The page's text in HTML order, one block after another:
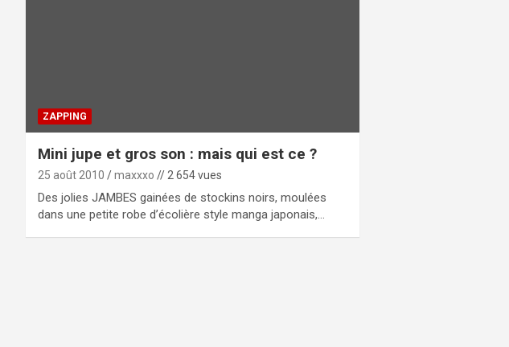
ZAPPING
Mini jupe et gros son : mais qui est ce ?
25 août 2010 maxxxo // 2 654 vues
Des jolies JAMBES gainées de stockins noirs, moulées
dans une petite robe d’écolière style manga japonais,…